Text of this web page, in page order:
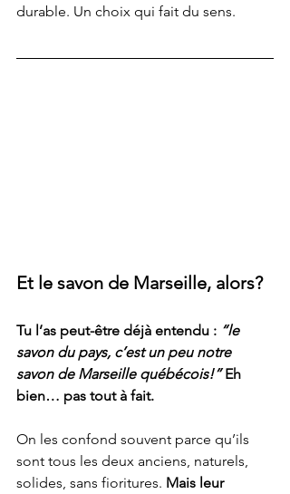
durable. Un choix qui fait du sens.
Et le savon de Marseille, alors?
Tu l’as peut-être déjà entendu : “le
savon du pays, c’est un peu notre
savon de Marseille québécois!” Eh
bien… pas tout à fait.
On les confond souvent parce qu’ils
sont tous les deux anciens, naturels,
solides, sans fioritures. Mais leur